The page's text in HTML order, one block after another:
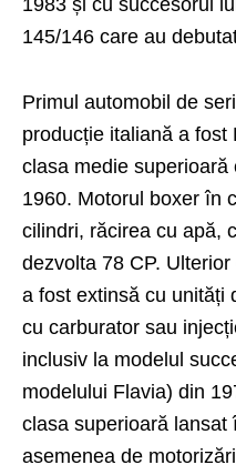
145/146 care au
Primul automobil de
producție italiană a fost
clasa medie
1960. Motorul boxer în
cilindri, răcirea cu apă,
dezvolta 78 CP.
a fost extinsă cu unități
cu carburator sau
inclusiv la modelul
modelului Flavia) din
clasa superioară lansat
asemenea de